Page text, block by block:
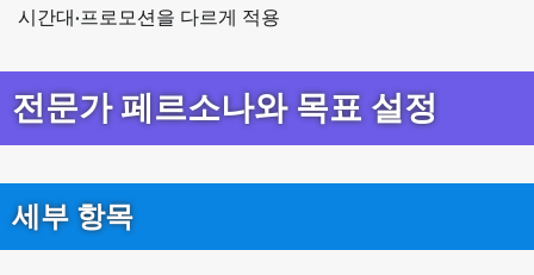
시간대·프로모션을 다르게 적용
전문가 페르소나와 목표 설정
세부 항목